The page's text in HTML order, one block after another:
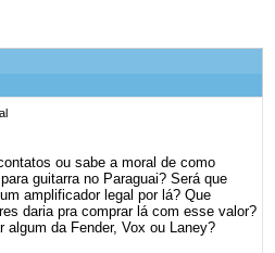
ou sabe a moral de como
guitarra no Paraguai? Será que
amplificador legal por lá? Que
daria pra comprar lá com esse valor?
algum da Fender, Vox ou Laney?